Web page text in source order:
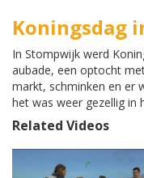
Koningsdag
In Stompwijk werd
aubade, een optocht
markt, schminken en er
het was weer gezellig in
Related Videos